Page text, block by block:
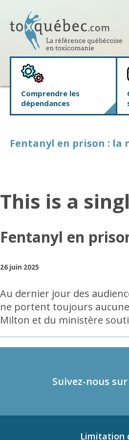
Comprendre les
dépendances
Fentanyl en prison : la
This is a
Fentanyl en
26 juin 2025
Au dernier jour des
ne portent toujours
Milton et du ministère
Suivez-nous
Limitation